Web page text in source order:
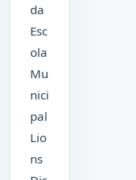
da
Esc
ola
Mu
nici
pal
Lio
ns